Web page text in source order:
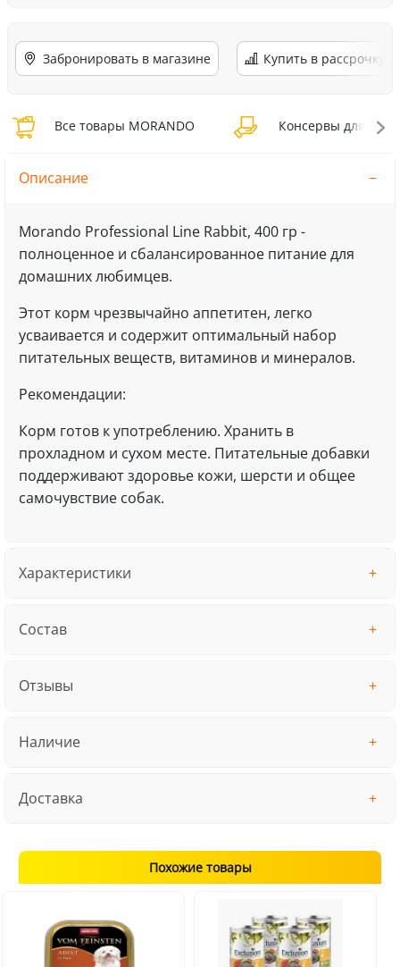
Забронировать в магазине Купить в рассрочку
Все товары MORANDO Консервы для
Описание
Morando Professional Line Rabbit, 400 гр -
полноценное и сбалансированное питание для
домашних любимцев.
Этот корм чрезвычайно аппетитен, легко
усваивается и содержит оптимальный набор
питательных веществ, витаминов и минералов.
Рекомендации:
Корм готов к употреблению. Хранить в
прохладном и сухом месте. Питательные добавки
поддерживают здоровье кожи, шерсти и общее
самочувствие собак.
Характеристики
Состав
Отзывы
Наличие
Доставка
Похожие товары